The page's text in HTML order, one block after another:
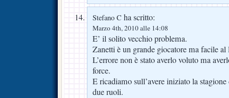
Stefano C ha scritto:
Marzo 4th, 2010 alle 14:08
E’ il solito vecchio problema.
Zanetti è un grande giocatore ma facile
L’errore non è stato averlo voluto ma
force.
E ricadiamo sull’avere iniziato la
due ruoli.